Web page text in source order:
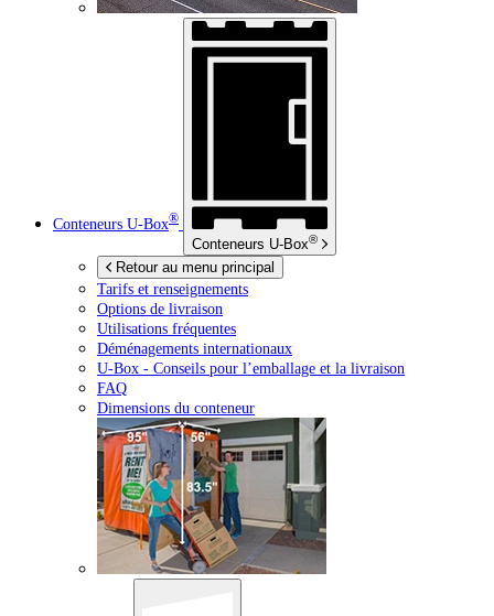
Conteneurs U-Box®
Conteneurs U-Box®
Retour au menu principal
Tarifs et renseignements
Options de livraison
Utilisations fréquentes
Déménagements internationaux
U-Box - Conseils pour l’emballage et la livraison
FAQ
Dimensions du conteneur